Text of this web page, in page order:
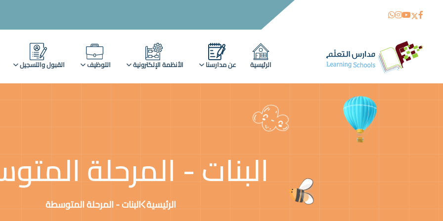
الرئيسية عن مدارسنا الأنظمة الإلكترونية التوظيف القبول والتسجيل
البنات - المرحلة
الرئيسية البنات - المرحلة المتوسطة